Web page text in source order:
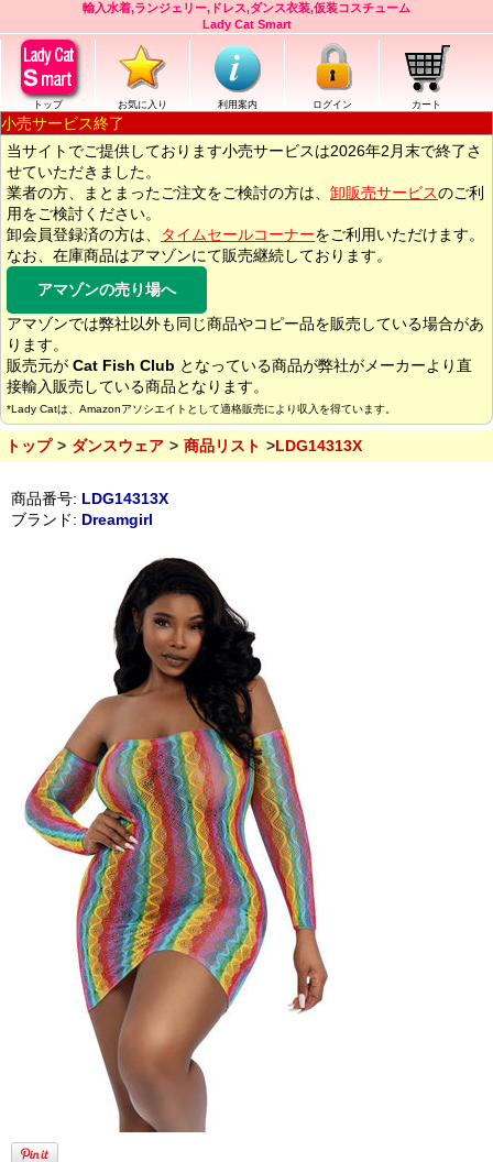
輸入水着,ランジェリー,ドレス,ダンス衣装,仮装コスチューム
Lady Cat Smart
トップ お気に入り 利用案内 ログイン カート
小売サービス終了
当サイトでご提供しております小売サービスは2026年2月末で終了さ
せていただきました。
業者の方、まとまったご注文をご検討の方は、 卸販売サービスのご利
用をご検討ください。
卸会員登録済の方は、
タイムセールコーナーをご利用いただけます。
なお、在庫商品はアマゾンにて販売継続しております。
アマゾンの売り場へ
アマゾンでは弊社以外も同じ商品やコピー品を販売している場合があ
ります。
販売元が Cat Fish Club となっている商品が弊社がメーカーより直
接輸入販売している商品となります。
*Lady Catは、Amazonアソシエイトとして適格販売により収入を得ています。
トップ ダンスウェア 商品リスト LDG14313X
商品番号: LDG14313X
ブランド: Dreamgirl